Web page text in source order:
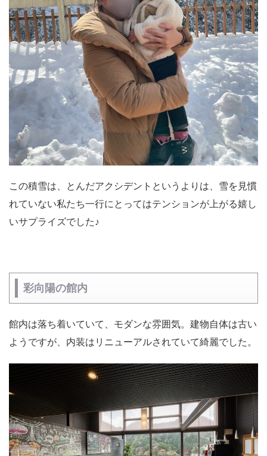
この積雪は、とんだアクシデントというよりは、雪を見慣
れていない私たち一行にとってはテンションが上がる嬉し
いサプライズでした♪
彩向陽の館内
館内は落ち着いていて、モダンな雰囲気。建物自体は古い
ようですが、内装はリニューアルされていて綺麗でした。